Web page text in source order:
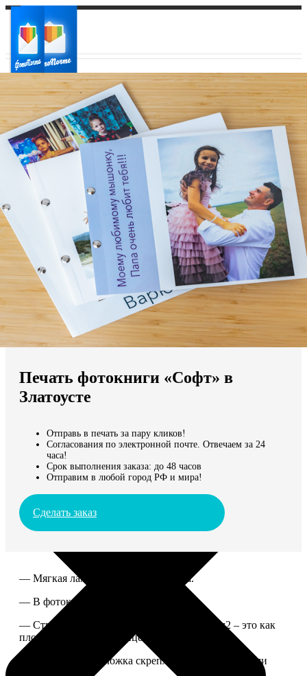
Ваш город:
Ваш регион доставки
Выберите из списка:
Мы доставляем по всему миру
Продолжить без города
Печать фотокниги «Софт» в
Златоусте
Отправь в печать за пару кликов!
Согласования по электронной почте. Отвечаем за 24
часа!
Срок выполнения заказа: до 48 часов
Отправим в любой город РФ и мира!
Сделать заказ
— Мягкая ламинированная обложка.
— В фотокниге от 60 до 300 страниц.
— Страницы из бумаги плотностью 170 г/м2 – это как
плотные страницы глянцевого журнала.
— Страницы и обложка скреплены металлическими